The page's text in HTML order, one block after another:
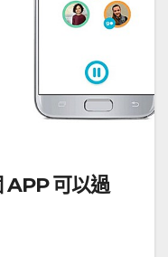
APP 可以過